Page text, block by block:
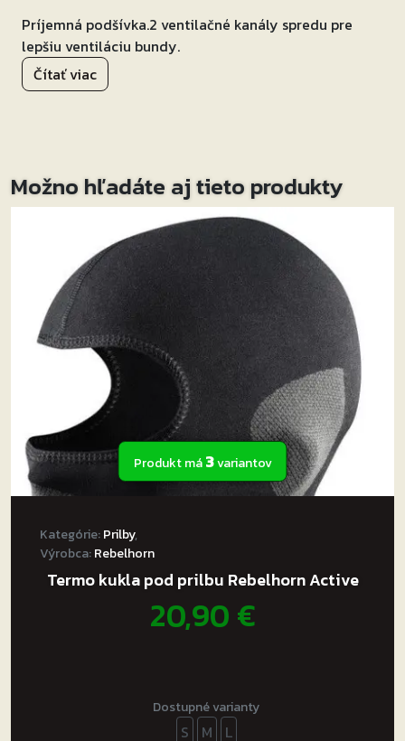
Príjemná podšívka.2 ventilačné kanály spredu pre
lepšiu ventiláciu bundy.
CE chrániče ramien a lakťov – level 2, CE chránič
Sťahovacie pásky v oblasti bedier pre perfektné
Bunda vysokej kvality za skvelú cenu!
Čítať viac
Možno hľadáte aj tieto produkty
Produkt má3variantov
Kategórie:Prilby,
Výrobca:Rebelhorn
Termo kukla pod prilbu Rebelhorn Active
20,90€
Dostupné varianty
S M L